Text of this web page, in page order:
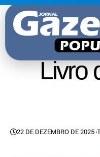
Livro
22 DE DEZEMBRO DE 2025